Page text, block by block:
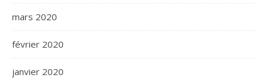
mars 2020
février 2020
janvier 2020